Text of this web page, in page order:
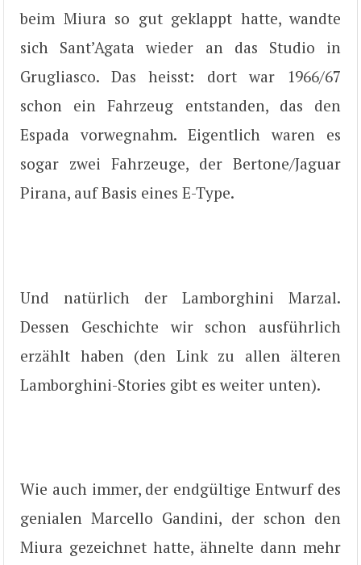
beim Miura so gut geklappt hatte, wandte
sich Sant’Agata wieder an das Studio in
Grugliasco. Das heisst: dort war 1966/67
schon ein Fahrzeug entstanden, das den
Espada vorwegnahm. Eigentlich waren es
sogar zwei Fahrzeuge, der Bertone/Jaguar
Pirana, auf Basis eines E-Type.
Und natürlich der Lamborghini Marzal.
Dessen Geschichte wir schon ausführlich
erzählt haben (den Link zu allen älteren
Lamborghini-Stories gibt es weiter unten).
Wie auch immer, der endgültige Entwurf des
genialen Marcello Gandini, der schon den
Miura gezeichnet hatte, ähnelte dann mehr